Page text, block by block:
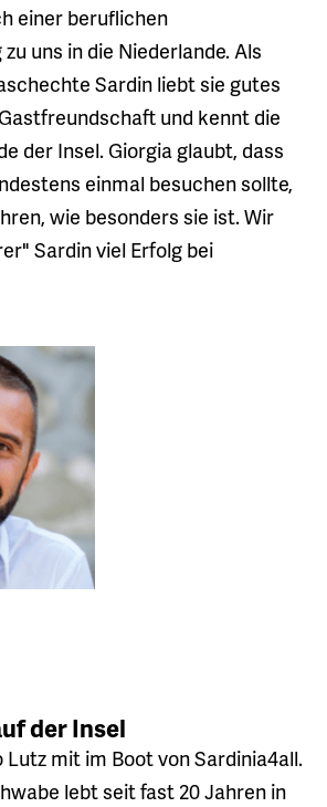
einer beruflichen
uns in die Niederlande. Als
Sardin liebt sie gutes
und kennt die
der Insel. Giorgia glaubt, dass
einmal besuchen sollte,
wie besonders sie ist. Wir
Sardin viel Erfolg bei
der Insel
Lutz mit im Boot von Sardinia4all.
lebt seit fast 20 Jahren in